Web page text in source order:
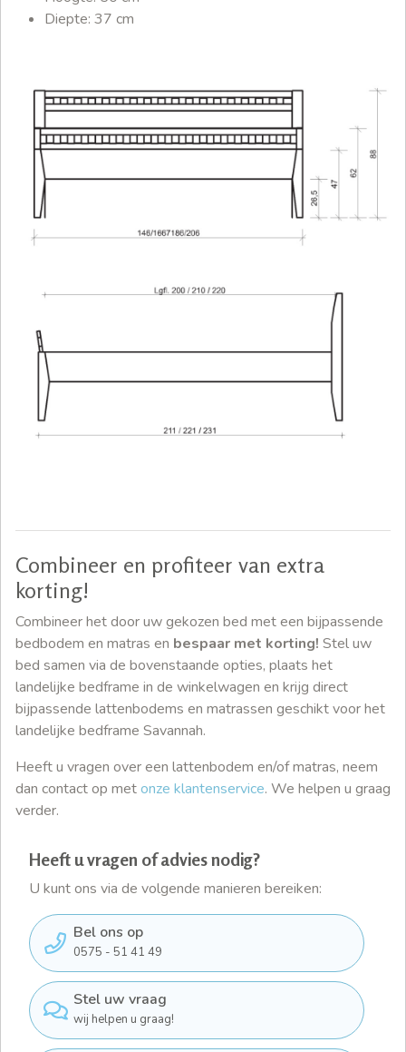
Diepte: 37 cm
Combineer en profiteer van extra
korting!
Combineer het door uw gekozen bed met een bijpassende
bedbodem en matras en bespaar met korting! Stel uw
bed samen via de bovenstaande opties, plaats het
landelijke bedframe in de winkelwagen en krijg direct
bijpassende lattenbodems en matrassen geschikt voor het
landelijke bedframe Savannah.
Heeft u vragen over een lattenbodem en/of matras, neem
dan contact op metonze klantenservice. We helpen u graag
verder.
Heeft u vragen of advies nodig?
U kunt ons via de volgende manieren bereiken:
Bel ons op
0575 - 51 41 49
Stel uw vraag
wij helpen u graag!